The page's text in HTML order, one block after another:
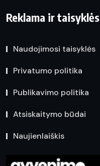
Reklama ir taisyklės
Naudojimosi taisyklės
Privatumo politika
Publikavimo politika
Atsiskaitymo būdai
Naujienlaiškis